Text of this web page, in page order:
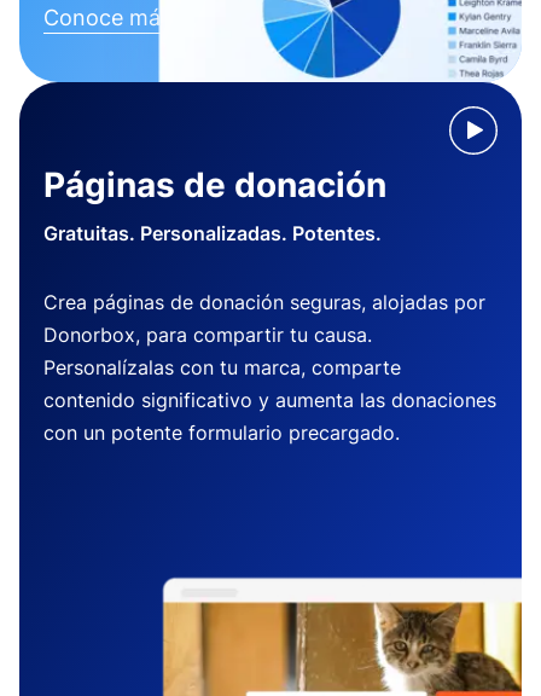
Conoce más
Páginas de donación
Gratuitas. Personalizadas. Potentes.
Crea páginas de donación seguras, alojadas por
Donorbox, para compartir tu causa.
Personalízalas con tu marca, comparte
contenido significativo y aumenta las donaciones
con un potente formulario precargado.